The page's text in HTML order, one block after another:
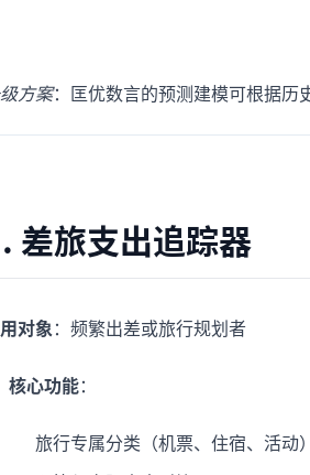
方案：匡优数言的预测建模可根据历
差旅支出追踪器
对象：频繁出差或旅行规划者
核心功能：
旅行专属分类（机票、住宿、活动）